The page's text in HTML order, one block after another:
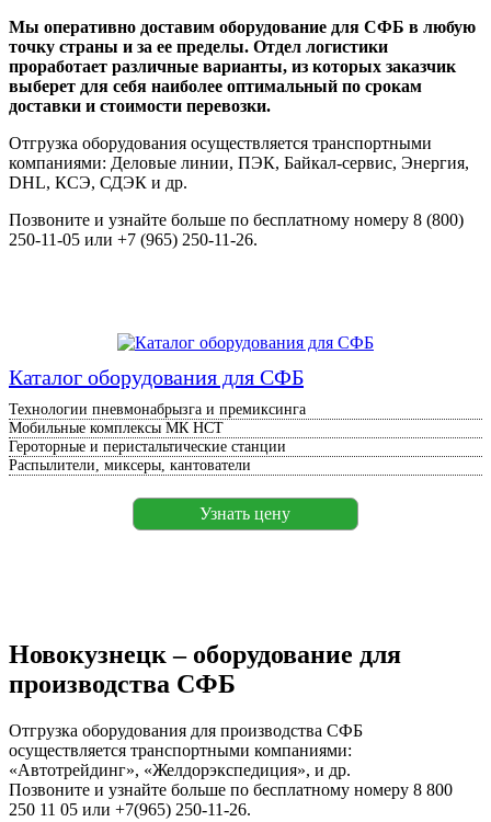
Мы оперативно доставим оборудование для СФБ в любую
точку страны и за ее пределы. Отдел логистики
проработает различные варианты, из которых заказчик
выберет для себя наиболее оптимальный по срокам
доставки и стоимости перевозки.
Отгрузка оборудования осуществляется транспортными
компаниями: Деловые линии, ПЭК, Байкал-сервис, Энергия,
DHL, КСЭ, СДЭК и др.
Позвоните и узнайте больше по бесплатному номеру 8 (800)
250-11-05 или +7 (965) 250-11-26.
Каталог оборудования для СФБ
Технологии пневмонабрызга и премиксинга
Мобильные комплексы МК НСТ
Героторные и перистальтические станции
Распылители, миксеры, кантователи
Узнать цену
Новокузнецк – оборудование для
производства СФБ
Отгрузка оборудования для производства СФБ
осуществляется транспортными компаниями:
«Автотрейдинг», «Желдорэкспедиция», и др.
Позвоните и узнайте больше по бесплатному номеру 8 800
250 11 05 или +7(965) 250-11-26.